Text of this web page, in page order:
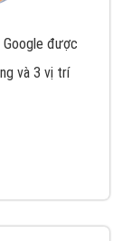
Google được
và 3 vị trí